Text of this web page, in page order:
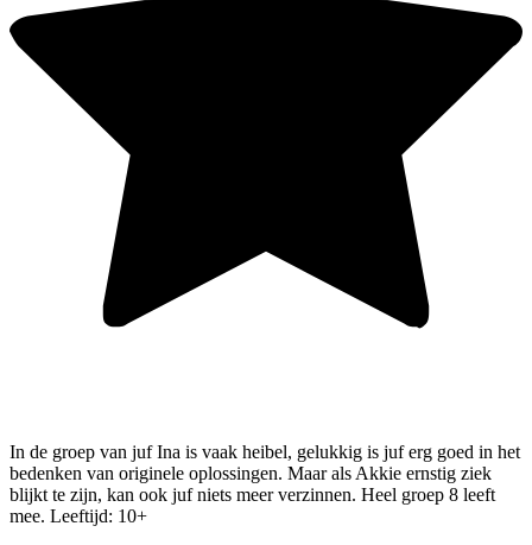
In de groep van juf Ina is vaak heibel, gelukkig is juf erg goed in het
bedenken van originele oplossingen. Maar als Akkie ernstig ziek
blijkt te zijn, kan ook juf niets meer verzinnen. Heel groep 8 leeft
mee. Leeftijd: 10+